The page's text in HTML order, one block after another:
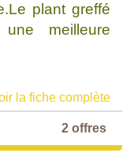
plant greffé
meilleure
la fiche complète
2 offres